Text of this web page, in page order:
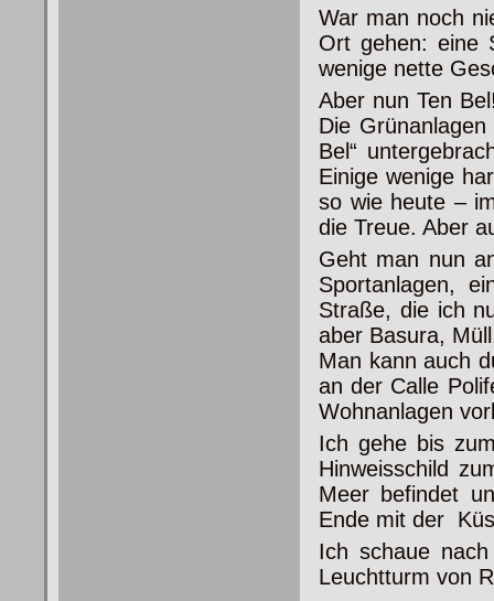
War man noch
Ort gehen: eine
wenige nette
Aber nun Ten
Die
Bel“
Einige wenige
so wie heute –
die Treue. Aber
Geht man nun
Sportanlagen,
Straße, die ich
aber Basura,
Man kann auch
an der Calle
Wohnanlagen
Ich gehe bis
Hinweisschild
Meer befindet
Ende mit der
Ich schaue
Leuchtturm von